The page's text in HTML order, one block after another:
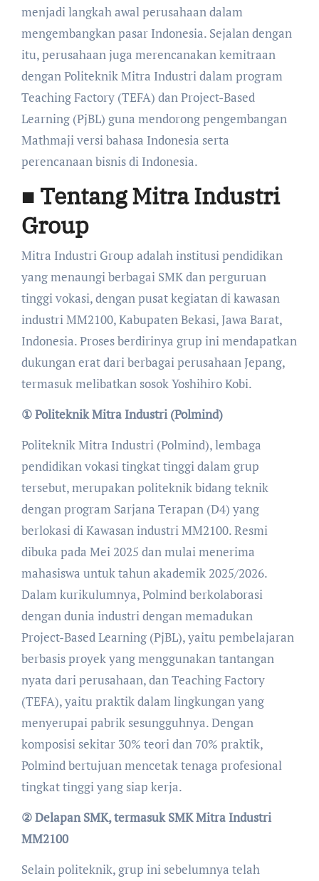
menjadi langkah awal perusahaan dalam
mengembangkan pasar Indonesia. Sejalan dengan
itu, perusahaan juga merencanakan kemitraan
dengan Politeknik Mitra Industri dalam program
Teaching Factory (TEFA) dan Project-Based
Learning (PjBL) guna mendorong pengembangan
Mathmaji versi bahasa Indonesia serta
perencanaan bisnis di Indonesia.
■ Tentang Mitra Industri
Group
Mitra Industri Group adalah institusi pendidikan
yang menaungi berbagai SMK dan perguruan
tinggi vokasi, dengan pusat kegiatan di kawasan
industri MM2100, Kabupaten Bekasi, Jawa Barat,
Indonesia. Proses berdirinya grup ini mendapatkan
dukungan erat dari berbagai perusahaan Jepang,
termasuk melibatkan sosok Yoshihiro Kobi.
① Politeknik Mitra Industri (Polmind)
Politeknik Mitra Industri (Polmind), lembaga
pendidikan vokasi tingkat tinggi dalam grup
tersebut, merupakan politeknik bidang teknik
dengan program Sarjana Terapan (D4) yang
berlokasi di Kawasan industri MM2100. Resmi
dibuka pada Mei 2025 dan mulai menerima
mahasiswa untuk tahun akademik 2025/2026.
Dalam kurikulumnya, Polmind berkolaborasi
dengan dunia industri dengan memadukan
Project-Based Learning (PjBL), yaitu pembelajaran
berbasis proyek yang menggunakan tantangan
nyata dari perusahaan, dan Teaching Factory
(TEFA), yaitu praktik dalam lingkungan yang
menyerupai pabrik sesungguhnya. Dengan
komposisi sekitar 30% teori dan 70% praktik,
Polmind bertujuan mencetak tenaga profesional
tingkat tinggi yang siap kerja.
② Delapan SMK, termasuk SMK Mitra Industri
MM2100
Selain politeknik, grup ini sebelumnya telah